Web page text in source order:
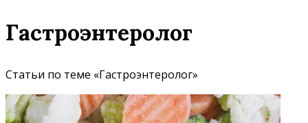
Гастроэнтеролог
Статьи по теме «Гастроэнтеролог»